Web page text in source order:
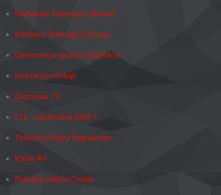
Naziemna Telewizja Cyfrowa
Kablowa Telewizja Cyfrowa
Darmowe programy satelitarne
Instrukcje obsługi
Darmowa TV
LTE – zakłócenia DVB-T
Telewizja Płatna Regulaminy
Kable AV
Polityka plików Cookie